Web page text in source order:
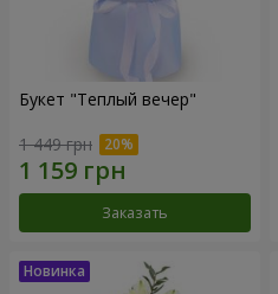
Букет "Теплый вечер"
1 449 грн
Заказать